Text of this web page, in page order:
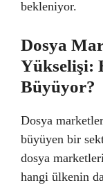
bekleniyor.
Dosya
Yükselişi:
Büyüyor?
Dosya
büyüyen bir
dosya
hangi ülkenin